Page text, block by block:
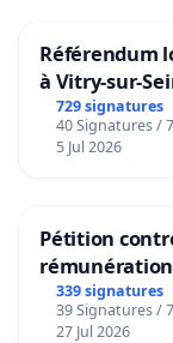
Référendum
à Vitry-sur-
729 signatures
40 Signatures /
5 Jul 2026
Pétition
rémunération
granum
339 signatures
39 Signatures /
27 Jul 2026